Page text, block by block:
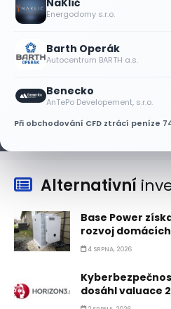
NaKlíč
Energodomy s.r.o.
Barth Operák
Autocentrum BARTH a.s.
Benecko
AnTePo Developement, s.r.o.
Při obchodování CFD ztrácí peníze
Tesla míří na
samořiditelných
7 SRPNA, 2026
Alternativní
Base Power
rozvoj
4 SRPNA, 2026
dosáhl valuace